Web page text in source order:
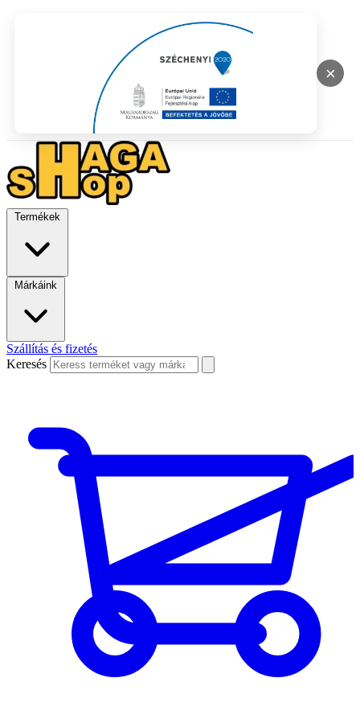
×
Termékek
Márkáink
Szállítás és fizetés
Keresés